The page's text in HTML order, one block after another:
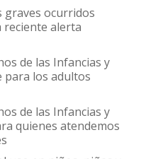
graves ocurridos
reciente alerta
de las Infancias y
para los adultos
de las Infancias y
quienes atendemos